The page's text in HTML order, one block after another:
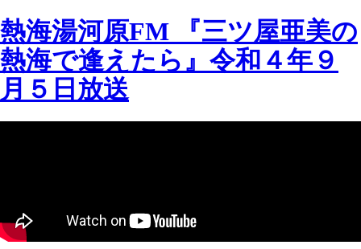
熱海湯河原FM 『三ツ屋亜美の
熱海で逢えたら』令和４年９
月５日放送